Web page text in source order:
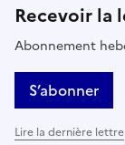
Recevoir la
Abonnement
S’abonner
Lire la dernière lettre